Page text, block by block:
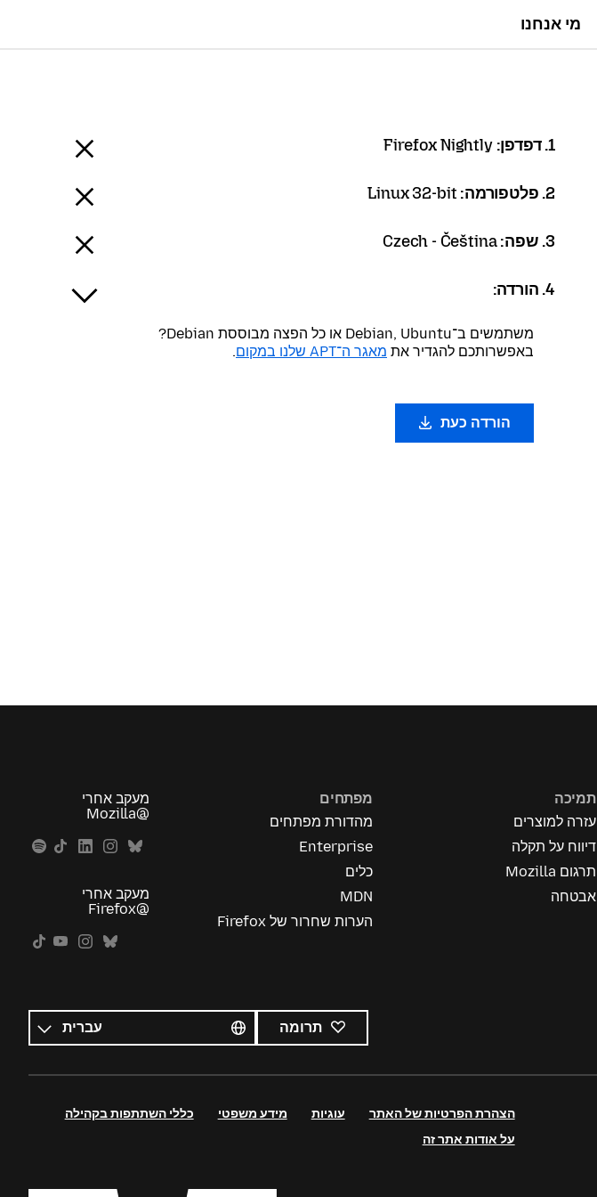
מי אנחנו
1. דפדפן: Firefox Nightly
2. פלטפורמה: Linux 32-bit
3. שפה: Czech - Čeština
4. הורדה:
משתמשים ב־Debian, Ubuntu או כל הפצה מבוססת Debian?
באפשרותכם להגדיר את מאגר ה־APT שלנו במקום .
הורדה כעת
תמיכה
עזרה למוצרים
דיווח על תקלה
תרגום Mozilla
אבטחה
מפתחים
מהדורת מפתחים
Enterprise
כלים
MDN
הערות שחרור של Firefox
מעקב אחרי
@Mozilla
מעקב אחרי
@Firefox
תרומה
השפות
שפה
הצהרת הפרטיות של האתר עוגיות מידע משפטי
כללי השתתפות בקהילה
על אודות אתר זה